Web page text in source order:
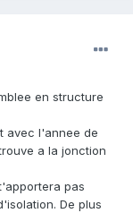
en structure
avec l'annee de
a la jonction
pas
De plus